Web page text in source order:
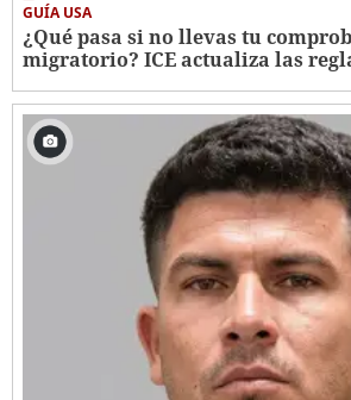
GUÍA USA
¿Qué pasa si no llevas tu
migratorio? ICE actualiza las